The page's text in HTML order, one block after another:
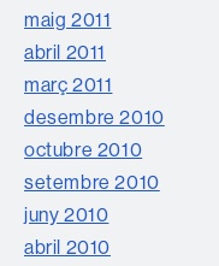
maig 2011
abril 2011
març 2011
desembre 2010
octubre 2010
setembre 2010
juny 2010
abril 2010